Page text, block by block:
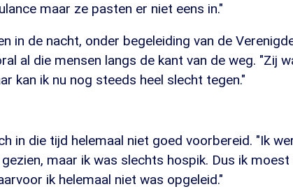
maar ze pasten er niet eens in."
in de nacht, onder begeleiding van de
al die mensen langs de kant van de weg. "Zij
kan ik nu nog steeds heel slecht tegen."
in die tijd helemaal niet goed voorbereid. "Ik
maar ik was slechts hospik. Dus ik moest
ik helemaal niet was opgeleid."